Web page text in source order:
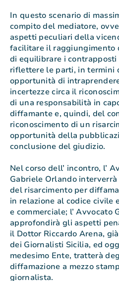
In questo scenario di
compito del mediatore,
aspetti peculiari della
facilitare il raggiungimento
di equilibrare i
riflettere le parti, in termini
opportunità di
incertezze circa il
di una responsabilità in
diffamante e, quindi, del
riconoscimento di un
opportunità della
conclusione del giudizio.
Nel corso dell’ incontro, l’
Gabriele Orlando
del risarcimento per
in relazione al codice civile
e commerciale; l’ Avvocato
approfondirà gli aspetti
il Dottor Riccardo Arena,
dei Giornalisti Sicilia, ed
medesimo Ente, tratterà
diffamazione a mezzo
giornalista.